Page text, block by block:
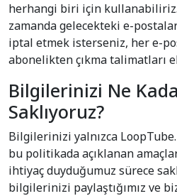
herhangi biri için
zamanda gelecekteki e-
iptal etmek isterseniz, her e-
abonelikten çıkma talimatları
Bilgilerinizi Ne
Saklıyoruz?
Bilgilerinizi yalnızca
bu politikada açıklanan
ihtiyaç duyduğumuz sürece
bilgilerinizi paylaştığımız ve